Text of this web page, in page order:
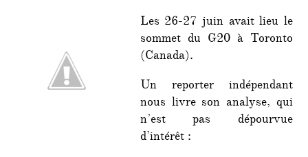
anti-
Les 26-27 juin avait lieu le
sommet du G20 à Toronto
(Canada).
Un reporter indépendant
nous livre son analyse, qui
n’est pas dépourvue
d’intérêt :